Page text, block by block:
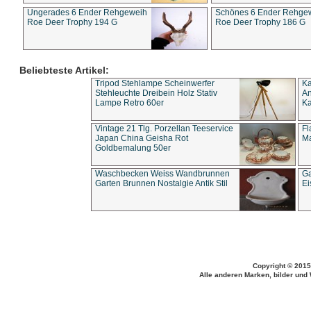
Ungerades 6 Ender Rehgeweih
Roe Deer Trophy 194 G
Schönes 6 Ender
Roe Deer Trophy 186 G
Beliebteste Artikel:
Tripod Stehlampe Scheinwerfer
Stehleuchte Dreibein Holz Stativ
Lampe Retro 60er
Vintage 21 Tlg. Porzellan Teeservice
Japan China Geisha Rot
Goldbemalung 50er
Waschbecken Weiss Wandbrunnen
Garten Brunnen Nostalgie Antik Stil
Copyright ©
Alle anderen Marken, bilder und